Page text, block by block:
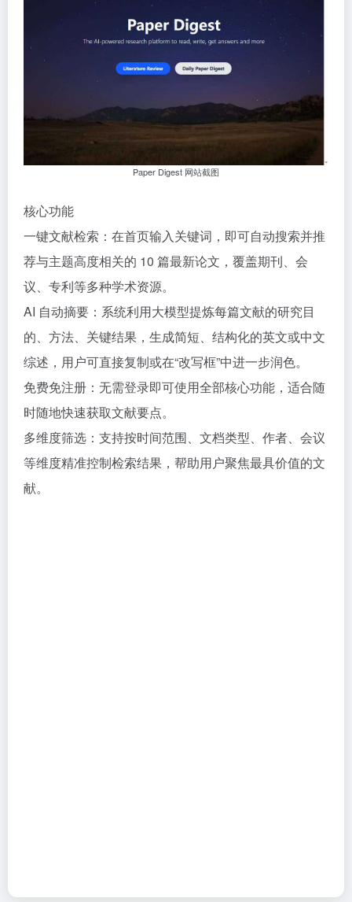
Paper Digest 网站截图
核心功能
一键文献检索：在首页输入关键词，即可自动搜索并推
荐与主题高度相关的 10 篇最新论文，覆盖期刊、会
议、专利等多种学术资源。
AI 自动摘要：系统利用大模型提炼每篇文献的研究目
的、方法、关键结果，生成简短、结构化的英文或中文
综述，用户可直接复制或在“改写框”中进一步润色。
免费免注册：无需登录即可使用全部核心功能，适合随
时随地快速获取文献要点。
多维度筛选：支持按时间范围、文档类型、作者、会议
等维度精准控制检索结果，帮助用户聚焦最具价值的文
献。